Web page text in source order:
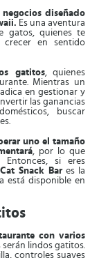
diseñado
Es una aventura
gatos, quienes te
crecer en sentido
gatitos, quienes
Mientras un
en gestionar y
las ganancias
buscar
uno el tamaño
, por lo que
Entonces, si eres
Cat Snack Bar es la
está disponible en
con varios
lindos gatitos.
controles suaves